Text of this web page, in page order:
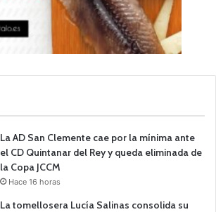
La AD San Clemente cae por la mínima ante
el CD Quintanar del Rey y queda eliminada de
la Copa JCCM
Hace 16 horas
La tomellosera Lucía Salinas consolida su